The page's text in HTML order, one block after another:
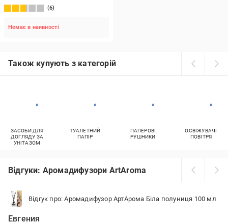
6
Немає в наявності
Також купують з категорій
ЗАСОБИ ДЛЯ
ДОГЛЯДУ ЗА
УНІТАЗОМ
ТУАЛЕТНИЙ
ПАПІР
ПАПЕРОВІ
РУШНИКИ
ОСВІЖУВАЧІ
ПОВІТРЯ
Відгуки: Аромадифузори ArtAroma
Відгук про: Аромадифузор АртАрома Біла полуниця 100 мл
Евгения